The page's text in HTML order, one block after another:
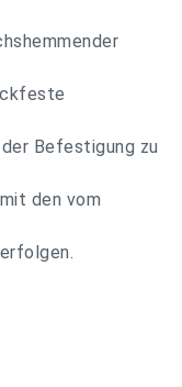
Befestigung zu
den vom